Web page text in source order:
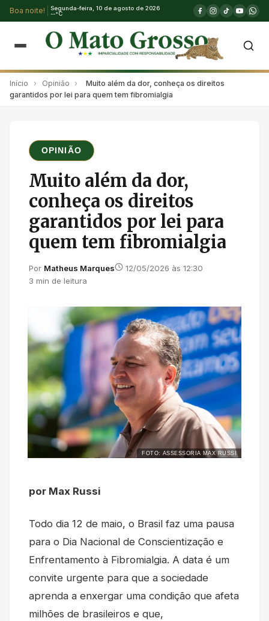
Boa noite!
Segunda-feira, 10 de agosto de 2026
--°C
Início › Opinião ›
Muito além da dor, conheça os direitos
garantidos por lei para quem tem fibromialgia
OPINIÃO
Muito além da dor,
conheça os direitos
garantidos por lei para
quem tem fibromialgia
Por Matheus Marques
12/05/2026 às 12:30
3 min de leitura
FOTO: ASSESSORIA MAX RUSSI
por Max Russi
Todo dia 12 de maio, o Brasil faz uma pausa
para o Dia Nacional de Conscientização e
Enfrentamento à Fibromialgia. A data é um
convite urgente para que a sociedade
aprenda a enxergar uma condição que afeta
milhões de brasileiros e que,